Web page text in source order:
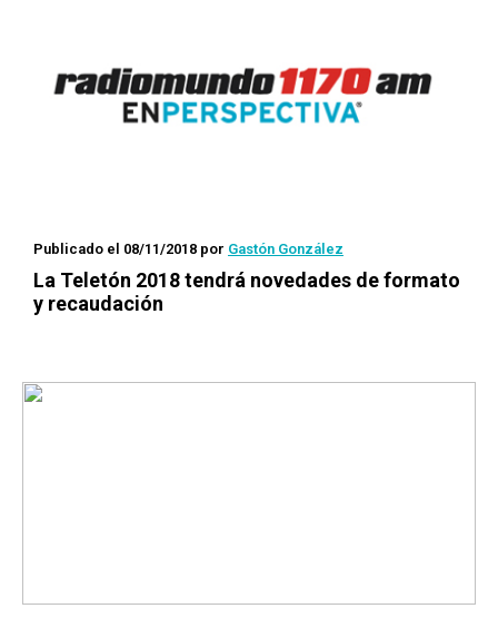
Publicado el 08/11/2018 por Gastón González
La Teletón 2018 tendrá novedades de formato
y recaudación